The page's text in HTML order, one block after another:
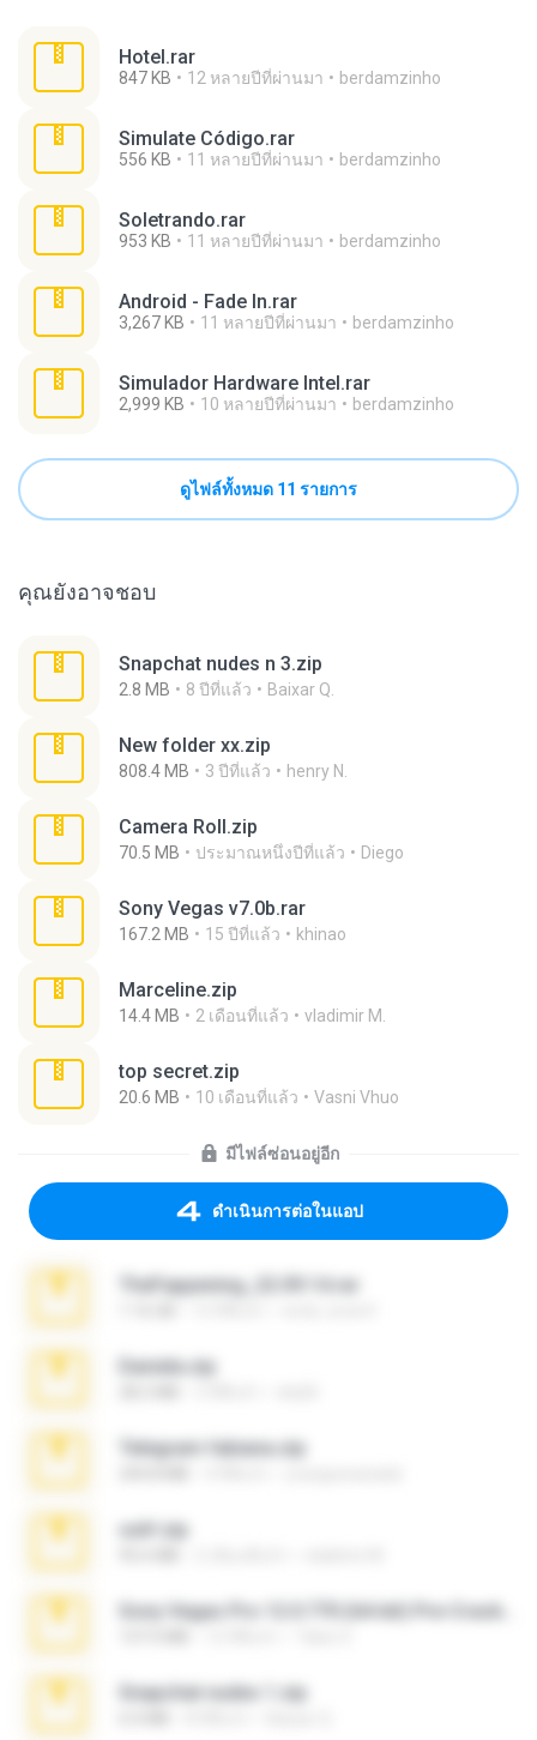
Hotel.rar
847 KB 12 หลายปีที่ผ่านมา berdamzinho
Simulate Código.rar
556 KB 11 หลายปีที่ผ่านมา berdamzinho
Soletrando.rar
953 KB 11 หลายปีที่ผ่านมา berdamzinho
Android - Fade In.rar
3,267 KB 11 หลายปีที่ผ่านมา berdamzinho
Simulador Hardware Intel.rar
2,999 KB 10 หลายปีที่ผ่านมา berdamzinho
ดูไฟล์ทั้งหมด 11 รายการ
คุณยังอาจชอบ
Snapchat nudes n 3.zip
2.8 MB 8 ปีที่แล้ว Baixar Q.
New folder xx.zip
808.4 MB 3 ปีที่แล้ว henry N.
Camera Roll.zip
70.5 MB ประมาณหนึ่งปีที่แล้ว Diego
Sony Vegas v7.0b.rar
167.2 MB 15 ปีที่แล้ว khinao
Marceline.zip
14.4 MB 2 เดือนที่แล้ว vladimir M.
top secret.zip
20.6 MB 10 เดือนที่แล้ว Vasni Vhuo
มีไฟล์ซ่อนอยู่อีก
ดำเนินการต่อในแอป
TheFappening_22.09.14.rar
Daniela.zip
Telegram fabiana.zip
ouh!.zip
Snapchat nudes 1.zip